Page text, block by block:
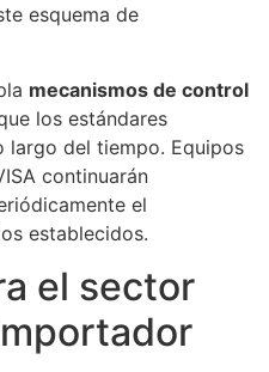
esquema de
mecanismos de control
los estándares
largo del tiempo. Equipos
continuarán
el
establecidos.
el sector